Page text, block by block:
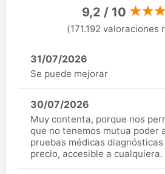
9,2 / 10
(171.192 valoraciones
31/07/2026
Se puede mejorar
30/07/2026
Muy contenta, porque nos
que no tenemos mutua poder
pruebas médicas diagnósticas
precio, accesible a cualquiera.